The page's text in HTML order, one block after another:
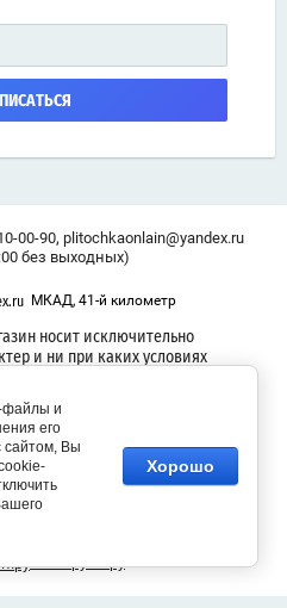
00-90, plitochkaonlain@yandex.ru
без выходных)
МКАД, 41-й километр
носит исключительно
и ни при каких условиях
офертой
ОНЛАЙН
Мегагрупп.ру
файлы и
его
сайтом, Вы
Хорошо